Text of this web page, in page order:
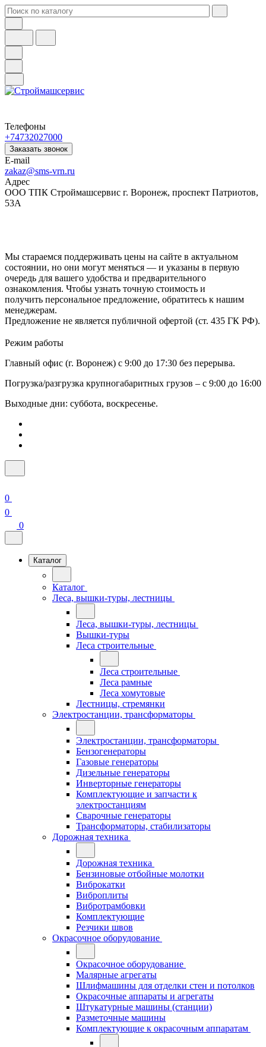
Телефоны
+74732027000
Заказать звонок
E-mail
zakaz@sms-vrn.ru
Адрес
ООО ТПК Строймашсервис г. Воронеж, проспект Патриотов,
53А
Мы стараемся поддерживать цены на сайте в актуальном
состоянии, но они могут меняться — и указаны в первую
очередь для вашего удобства и предварительного
ознакомления. Чтобы узнать точную стоимость и
получить персональное предложение, обратитесь к нашим
менеджерам.
Предложение не является публичной офертой (ст. 435 ГК РФ).
Режим работы
Главный офис (г. Воронеж) с 9:00 до 17:30 без перерыва.
Погрузка/разгрузка крупногабаритных грузов – с 9:00 до 16:00
Выходные дни: суббота, воскресенье.
0
0
0
Каталог
Каталог
Леса, вышки-туры, лестницы
Леса, вышки-туры, лестницы
Вышки-туры
Леса строительные
Леса строительные
Леса рамные
Леса хомутовые
Лестницы, стремянки
Электростанции, трансформаторы
Электростанции, трансформаторы
Бензогенераторы
Газовые генераторы
Дизельные генераторы
Инверторные генераторы
Комплектующие и запчасти к
электростанциям
Сварочные генераторы
Трансформаторы, стабилизаторы
Дорожная техника
Дорожная техника
Бензиновые отбойные молотки
Виброкатки
Виброплиты
Вибротрамбовки
Комплектующие
Резчики швов
Окрасочное оборудование
Окрасочное оборудование
Малярные агрегаты
Шлифмашины для отделки стен и потолков
Окрасочные аппараты и агрегаты
Штукатурные машины (станции)
Разметочные машины
Комплектующие к окрасочным аппаратам